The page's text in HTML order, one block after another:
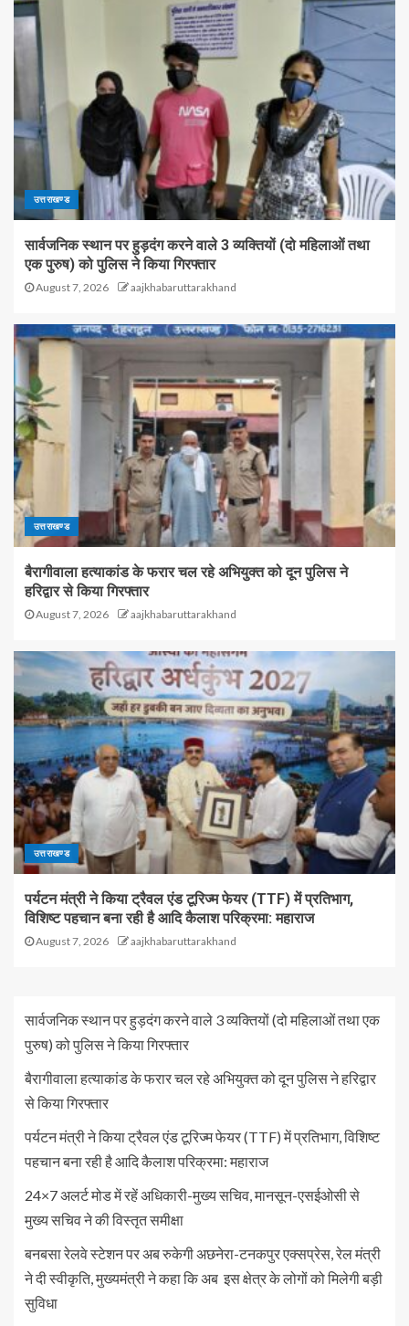
उत्तराखण्ड
सार्वजनिक स्थान पर हुड़दंग करने वाले 3 व्यक्तियों (दो महिलाओं तथा
एक पुरुष) को पुलिस ने किया गिरफ्तार
August 7, 2026 aajkhabaruttarakhand
उत्तराखण्ड
बैरागीवाला हत्याकांड के फरार चल रहे अभियुक्त को दून पुलिस ने
हरिद्वार से किया गिरफ्तार
August 7, 2026 aajkhabaruttarakhand
उत्तराखण्ड
पर्यटन मंत्री ने किया ट्रैवल एंड टूरिज्म फेयर (TTF) में प्रतिभाग,
विशिष्ट पहचान बना रही है आदि कैलाश परिक्रमा: महाराज
August 7, 2026 aajkhabaruttarakhand
सार्वजनिक स्थान पर हुड़दंग करने वाले 3 व्यक्तियों (दो महिलाओं तथा एक
पुरुष) को पुलिस ने किया गिरफ्तार
बैरागीवाला हत्याकांड के फरार चल रहे अभियुक्त को दून पुलिस ने हरिद्वार
से किया गिरफ्तार
पर्यटन मंत्री ने किया ट्रैवल एंड टूरिज्म फेयर (TTF) में प्रतिभाग, विशिष्ट
पहचान बना रही है आदि कैलाश परिक्रमा: महाराज
24×7 अलर्ट मोड में रहें अधिकारी-मुख्य सचिव, मानसून-एसईओसी से
मुख्य सचिव ने की विस्तृत समीक्षा
बनबसा रेलवे स्टेशन पर अब रुकेगी अछनेरा-टनकपुर एक्सप्रेस, रेल मंत्री
ने दी स्वीकृति, मुख्यमंत्री ने कहा कि अब इस क्षेत्र के लोगों को मिलेगी बड़ी
सुविधा